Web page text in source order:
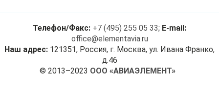
Телефон/Факс: +7 (495) 255 05 33; E-mail:
office@elementavia.ru
Наш адрес: 121351, Россия, г. Москва, ул. Ивана Франко,
д.46
© 2013–2023 ООО «АВИАЭЛЕМЕНТ»